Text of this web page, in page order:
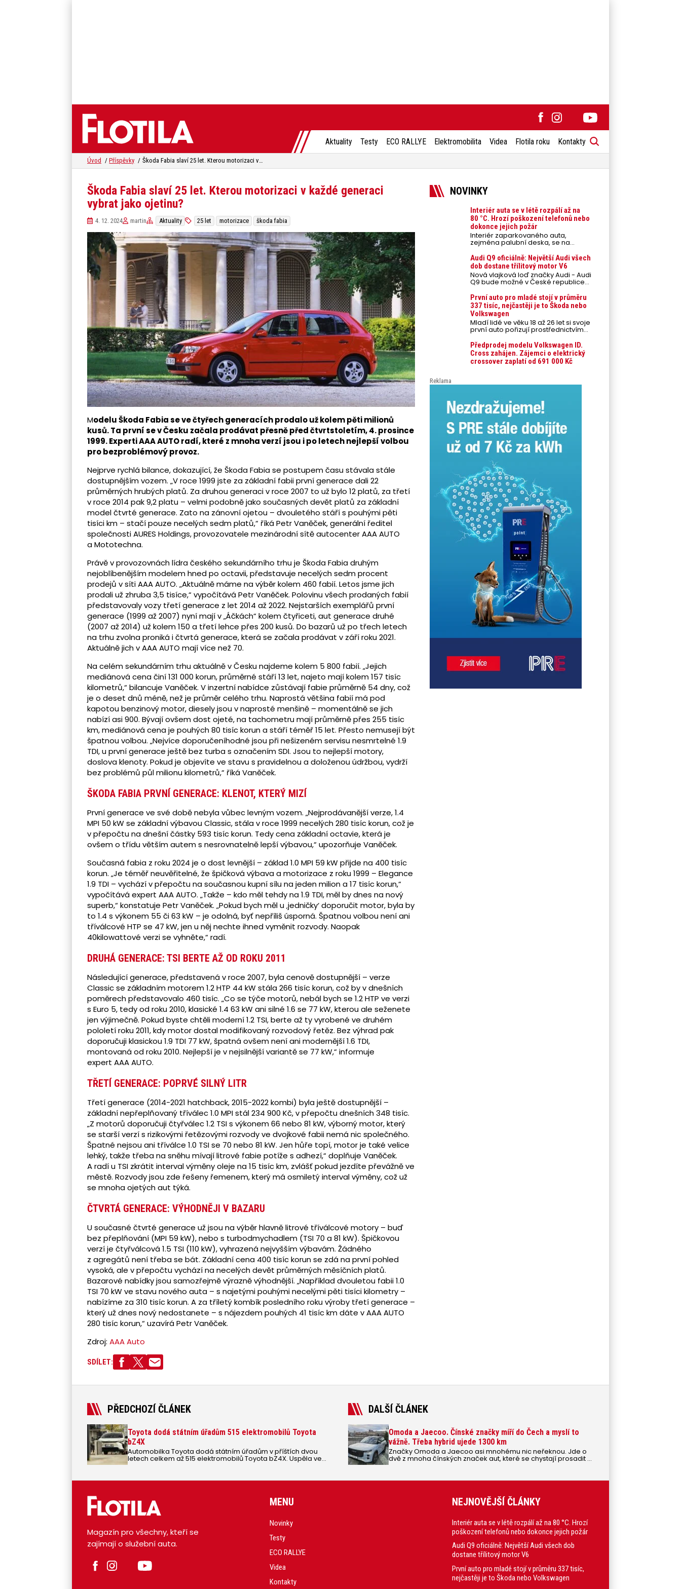
Aktuality Testy ECO RALLYE Elektromobilita Videa Flotila roku Kontakty
Úvod Příspěvky Škoda Fabia slaví 25 let. Kterou motorizaci v každé generaci vybrat jako ojetinu?
Škoda Fabia slaví 25 let. Kterou motorizaci v každé generaci
vybrat jako ojetinu?
4. 12. 2024 martin Aktuality 25 let motorizace škoda fabia
Modelu Škoda Fabia se ve čtyřech generacích prodalo už kolem pěti milionů
kusů. Ta první se v Česku začala prodávat přesně před čtvrtstoletím, 4. prosince
1999. Experti AAA AUTO radí, které z mnoha verzí jsou i po letech nejlepší volbou
pro bezproblémový provoz.
Nejprve rychlá bilance, dokazující, že Škoda Fabia se postupem času stávala stále
dostupnějším vozem. „V roce 1999 jste za základní fabii první generace dali 22
průměrných hrubých platů. Za druhou generaci v roce 2007 to už bylo 12 platů, za třetí
v roce 2014 pak 9,2 platu – velmi podobně jako současných devět platů za základní
model čtvrté generace. Zato na zánovní ojetou – dvouletého stáří s pouhými pěti
tisíci km – stačí pouze necelých sedm platů,“ říká Petr Vaněček, generální ředitel
společnosti AURES Holdings, provozovatele mezinárodní sítě autocenter AAA AUTO
a Mototechna.
Právě v provozovnách lídra českého sekundárního trhu je Škoda Fabia druhým
nejoblíbenějším modelem hned po octavii, představuje necelých sedm procent
prodejů v síti AAA AUTO. „Aktuálně máme na výběr kolem 460 fabií. Letos jsme jich
prodali už zhruba 3,5 tisíce,“ vypočítává Petr Vaněček. Polovinu všech prodaných fabií
představovaly vozy třetí generace z let 2014 až 2022. Nejstarších exemplářů první
generace (1999 až 2007) nyní mají v „Áčkách“ kolem čtyřiceti, aut generace druhé
(2007 až 2014) už kolem 150 a třetí lehce přes 200 kusů. Do bazarů už po třech letech
na trhu zvolna proniká i čtvrtá generace, která se začala prodávat v září roku 2021.
Aktuálně jich v AAA AUTO mají více než 70.
Na celém sekundárním trhu aktuálně v Česku najdeme kolem 5 800 fabií. „Jejich
mediánová cena činí 131 000 korun, průměrné stáří 13 let, najeto mají kolem 157 tisíc
kilometrů,“ bilancuje Vaněček. V inzertní nabídce zůstávají fabie průměrně 54 dny, což
je o deset dnů méně, než je průměr celého trhu. Naprostá většina fabií má pod
kapotou benzinový motor, diesely jsou v naprosté menšině – momentálně se jich
nabízí asi 900. Bývají ovšem dost ojeté, na tachometru mají průměrně přes 255 tisíc
km, mediánová cena je pouhých 80 tisíc korun a stáří téměř 15 let. Přesto nemusejí být
špatnou volbou. „Nejvíce doporučeníhodné jsou při nešizeném servisu nesmrtelné 1.9
TDI, u první generace ještě bez turba s označením SDI. Jsou to nejlepší motory,
doslova klenoty. Pokud je objevíte ve stavu s pravidelnou a doloženou údržbou, vydrží
bez problémů půl milionu kilometrů,“ říká Vaněček.
ŠKODA FABIA PRVNÍ GENERACE: KLENOT, KTERÝ MIZÍ
První generace ve své době nebyla vůbec levným vozem. „Nejprodávanější verze, 1.4
MPI 50 kW se základní výbavou Classic, stála v roce 1999 necelých 280 tisíc korun, což je
v přepočtu na dnešní částky 593 tisíc korun. Tedy cena základní octavie, která je
ovšem o třídu větším autem s nesrovnatelně lepší výbavou,“ upozorňuje Vaněček.
Současná fabia z roku 2024 je o dost levnější – základ 1.0 MPI 59 kW přijde na 400 tisíc
korun. „Je téměř neuvěřitelné, že špičková výbava a motorizace z roku 1999 – Elegance
1.9 TDI – vychází v přepočtu na současnou kupní sílu na jeden milion a 17 tisíc korun,“
vypočítává expert AAA AUTO. „Takže – kdo měl tehdy na 1.9 TDI, měl by dnes na nový
superb,“ konstatuje Petr Vaněček. „Pokud bych měl u ‚jedničky‘ doporučit motor, byla by
to 1.4 s výkonem 55 či 63 kW – je odolná, byť nepříliš úsporná. Špatnou volbou není ani
tříválcové HTP se 47 kW, jen u něj nechte ihned vyměnit rozvody. Naopak
40kilowattové verzi se vyhněte,“ radí.
DRUHÁ GENERACE: TSI BERTE AŽ OD ROKU 2011
Následující generace, představená v roce 2007, byla cenově dostupnější – verze
Classic se základním motorem 1.2 HTP 44 kW stála 266 tisíc korun, což by v dnešních
poměrech představovalo 460 tisíc. „Co se týče motorů, nebál bych se 1.2 HTP ve verzi
s Euro 5, tedy od roku 2010, klasické 1.4 63 kW ani silné 1.6 se 77 kW, kterou ale seženete
jen výjimečně. Pokud byste chtěli moderní 1.2 TSI, berte až ty vyrobené ve druhém
pololetí roku 2011, kdy motor dostal modifikovaný rozvodový řetěz. Bez výhrad pak
doporučuji klasickou 1.9 TDI 77 kW, špatná ovšem není ani modernější 1.6 TDI,
montovaná od roku 2010. Nejlepší je v nejsilnější variantě se 77 kW,“ informuje
expert AAA AUTO.
TŘETÍ GENERACE: POPRVÉ SILNÝ LITR
Třetí generace (2014-2021 hatchback, 2015-2022 kombi) byla ještě dostupnější –
základní nepřeplňovaný tříválec 1.0 MPI stál 234 900 Kč, v přepočtu dnešních 348 tisíc.
„Z motorů doporučuji čtyřválec 1.2 TSI s výkonem 66 nebo 81 kW, výborný motor, který
se starší verzí s rizikovými řetězovými rozvody ve dvojkové fabii nemá nic společného.
Špatné nejsou ani tříválce 1.0 TSI se 70 nebo 81 kW. Jen hůře topí, motor je také velice
lehký, takže třeba na sněhu mívají litrové fabie potíže s adhezí,“ doplňuje Vaněček.
A radí u TSI zkrátit interval výměny oleje na 15 tisíc km, zvlášť pokud jezdíte převážně ve
městě. Rozvody jsou zde řešeny řemenem, který má osmiletý interval výměny, což už
se mnoha ojetých aut týká.
ČTVRTÁ GENERACE: VÝHODNĚJI V BAZARU
U současné čtvrté generace už jsou na výběr hlavně litrové tříválcové motory – buď
bez přeplňování (MPI 59 kW), nebo s turbodmychadlem (TSI 70 a 81 kW). Špičkovou
verzí je čtyřválcová 1.5 TSI (110 kW), vyhrazená nejvyšším výbavám. Žádného
z agregátů není třeba se bát. Základní cena 400 tisíc korun se zdá na první pohled
vysoká, ale v přepočtu vychází na necelých devět průměrných měsíčních platů.
Bazarové nabídky jsou samozřejmě výrazně výhodnější. „Například dvouletou fabii 1.0
TSI 70 kW ve stavu nového auta – s najetými pouhými necelými pěti tisíci kilometry –
nabízíme za 310 tisíc korun. A za tříletý kombík posledního roku výroby třetí generace –
který už dnes nový nedostanete – s nájezdem pouhých 41 tisíc km dáte v AAA AUTO
280 tisíc korun,“ uzavírá Petr Vaněček.
Zdroj: AAA Auto
SDÍLET:
NOVINKY
Interiér auta se v létě rozpálí až na
80 °C. Hrozí poškození telefonů nebo
dokonce jejich požár
Interiér zaparkovaného auta,
zejména palubní deska, se na
přímém slunci může během letních
veder rozpálit až na 80 °C. Takové
teploty představují nebezpečí pro
odložené mobilní telefony,
powerbanky nebo notebooky. Můžou
urychlit stárnutí baterií, poškodit
případech i zvýšit riziko požáru.
Audi Q9 oficiálně: Největší Audi všech
dob dostane třílitový motor V6
Nová vlajková loď značky Audi - Audi
Q9 bude možné v České republice
objednávat od prvního srpnového
týdne 2026, kde budou oznámeny
také české ceny.
První auto pro mladé stojí v průměru
337 tisíc, nejčastěji je to Škoda nebo
Volkswagen
Mladí lidé ve věku 18 až 26 let si svoje
první auto pořizují prostřednictvím
úvěrového financování jako ojeté. Je
to tak u 93,3 % lidí, jen 6,7 % si pořídí
nové auto. Průměrná pořizovací
cena vozu dosahuje 337 tisíc korun a
průměrná financovaná částka
posledních 10 let (2016–2026).
Předprodej modelu Volkswagen ID.
Cross zahájen. Zájemci o elektrický
crossover zaplatí od 691 000 Kč
Reklama
PŘEDCHOZÍ ČLÁNEK
Toyota dodá státním úřadům 515 elektromobilů Toyota
bZ4X
Automobilka Toyota dodá státním úřadům v příštích dvou
letech celkem až 515 elektromobilů Toyota bZ4X. Uspěla ve
třech tendrech na elektrické vozy pod záštitou ministerstva
DALŠÍ ČLÁNEK
Omoda a Jaecoo. Čínské značky míří do Čech a myslí to
vážně. Třeba hybrid ujede 1300 km
Značky Omoda a Jaecoo asi mnohému nic neřeknou. Jde o
dvě z mnoha čínských značek aut, které se chystají prosadit v
Magazín pro všechny, kteří se
zajímají o služební auta.
MENU
Novinky
Testy
ECO RALLYE
Videa
Kontakty
NEJNOVĚJŠÍ ČLÁNKY
Interiér auta se v létě rozpálí až na 80 °C. Hrozí
poškození telefonů nebo dokonce jejich požár
Audi Q9 oficiálně: Největší Audi všech dob
dostane třílitový motor V6
První auto pro mladé stojí v průměru 337 tisíc,
nejčastěji je to Škoda nebo Volkswagen